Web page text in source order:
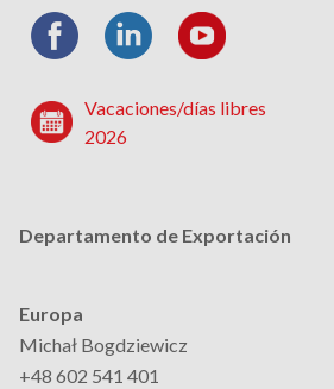
Vacaciones/días libres
2026
Departamento de Exportación
Europa
Michał Bogdziewicz
+48 602 541 401